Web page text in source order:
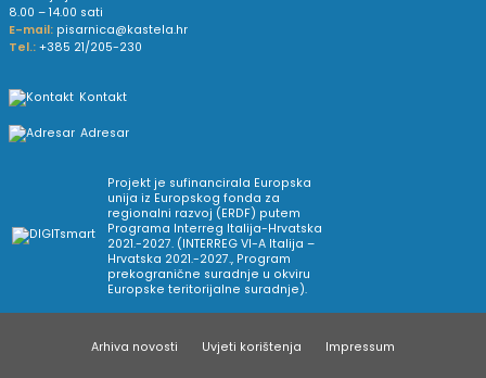
8.00 – 14.00 sati
E-mail: pisarnica@kastela.hr
Tel.: +385 21/205-230
Kontakt
Adresar
Projekt je sufinancirala Europska
unija iz Europskog fonda za
regionalni razvoj (ERDF) putem
Programa Interreg Italija-Hrvatska
2021.-2027. (INTERREG VI-A Italija –
Hrvatska 2021.-2027., Program
prekogranične suradnje u okviru
Europske teritorijalne suradnje).
Arhiva novosti Uvjeti korištenja Impressum